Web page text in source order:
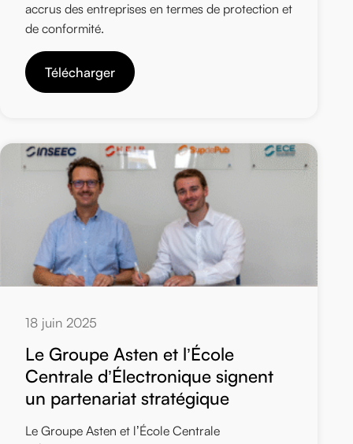
accrus des entreprises en termes de protection et
de conformité.
Télécharger
18 juin 2025
Le Groupe Asten et l’École
Centrale d’Électronique signent
un partenariat stratégique
Le Groupe Asten et l’École Centrale